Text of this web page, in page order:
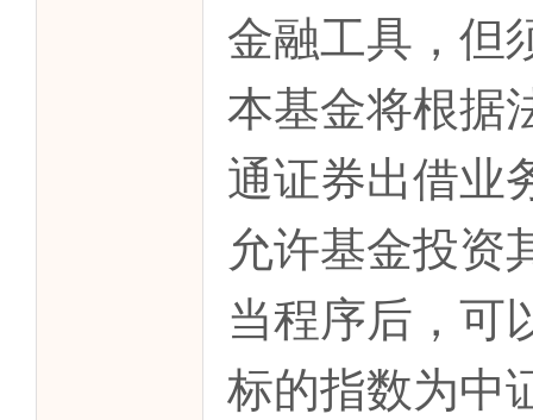
金融工具，但
本基金将根据
通证券出借业
允许基金投资
当程序后，可
标的指数为中